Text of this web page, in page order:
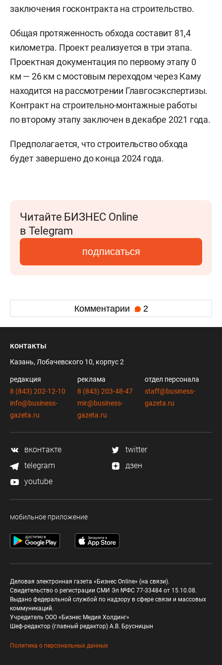
заключения госконтракта на строительство.
Общая протяженность обхода составит 81,4
километра. Проект реализуется в три этапа.
Проектная документация по первому этапу 0
км — 26 км с мостовым переходом через Каму
находится на рассмотрении Главгосэкспертизы.
Контракт на строительно-монтажные работы
по второму этапу заключен в декабре 2021 года.
Предполагается, что строительство обхода
будет завершено до конца 2024 года.
Читайте БИЗНЕС Online
в Telegram
подписаться
Комментарии 2
контакты
Казань, Лобачевского 10, корпус 2
редакция
8 (843) 202-12-10
info@business-
gazeta.ru
реклама
8 (843) 203-48-47
mir@business-
gazeta.ru
отдел персонала
staff@business-
gazeta.ru
вконтакте
twitter
telegram
дзен
youtube
мобильное приложение
Деловая электронная газета «Бизнес Online» (на связи).
Свидетельство о регистрации СМИ Эл №ФС 77-33484 от 15.10.08.
Выдано федеральной службой по надзору в сфере связи и массовых
коммуникаций.
Учредитель ООО «Бизнес Медия Холдинг»
Шеф-редактор (главный редактор) А.В. Брусницын
Политика о персональных данных